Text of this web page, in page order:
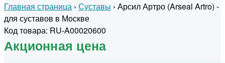
Главная страница › Суставы › Арсил Артро (Arseal Artro) -
для суставов в Москве
Код товара: RU-A00020600
Акционная цена